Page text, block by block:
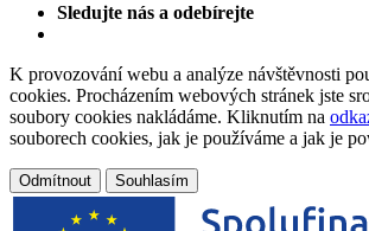
Sledujte nás a odebírejte
K provozování webu a analýze návštěvnosti
cookies. Procházením webových stránek jste
soubory cookies nakládáme. Kliknutím na
souborech cookies, jak je používáme a jak je
Odmítnout Souhlasím